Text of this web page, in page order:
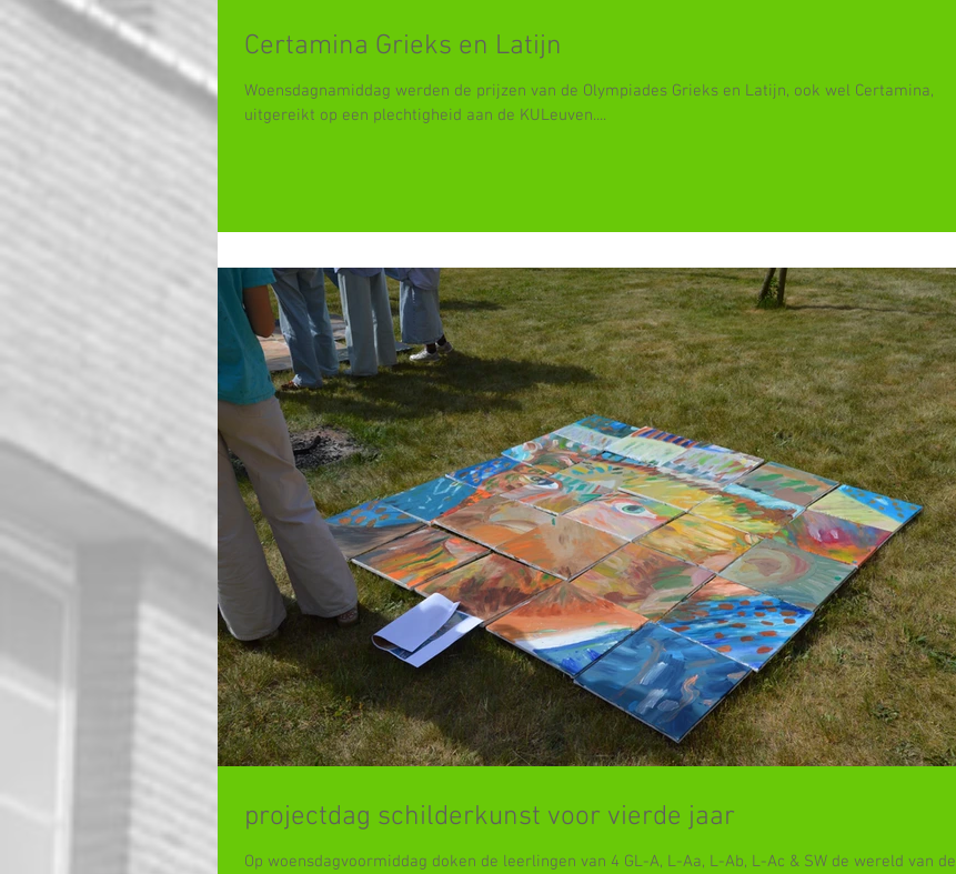
Certamina Grieks en Latijn
Woensdagnamiddag werden de prijzen van de Olympiades Grieks en Latijn, ook wel Certamina,
uitgereikt op een plechtigheid aan de KULeuven....
projectdag schilderkunst voor vierde jaar
Op woensdagvoormiddag doken de leerlingen van 4 GL-A, L-Aa, L-Ab, L-Ac & SW de wereld van de